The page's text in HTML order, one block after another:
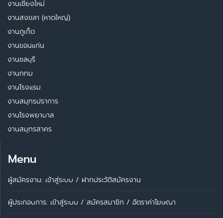
งานเชียงใหม่
งานสงขลา (หาดใหญ่)
งานภูเก็ต
งานขอนแก่น
งานชลบุรี
งานกทม
งานโรงแรม
งานสมุทรปราการ
งานโรงพยาบาล
งานสมุทรสาคร
Menu
ผู้สมัครงาน: เข้าสู่ระบบ / ฝากประวัติสมัครงาน
ผู้ประกอบการ: เข้าสู่ระบบ / สมัครสมาชิก / อัตราค่าโฆษณา